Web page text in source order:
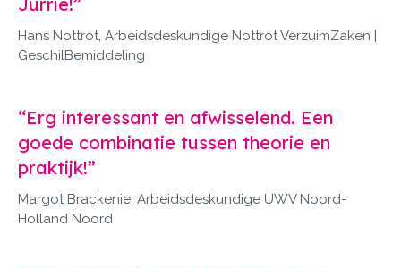
Hans Nottrot, Arbeidsdeskundige Nottrot VerzuimZaken |
GeschilBemiddeling
“Erg interessant en afwisselend. Een
goede combinatie tussen theorie en
praktijk!”
Margot Brackenie, Arbeidsdeskundige UWV Noord-
Holland Noord